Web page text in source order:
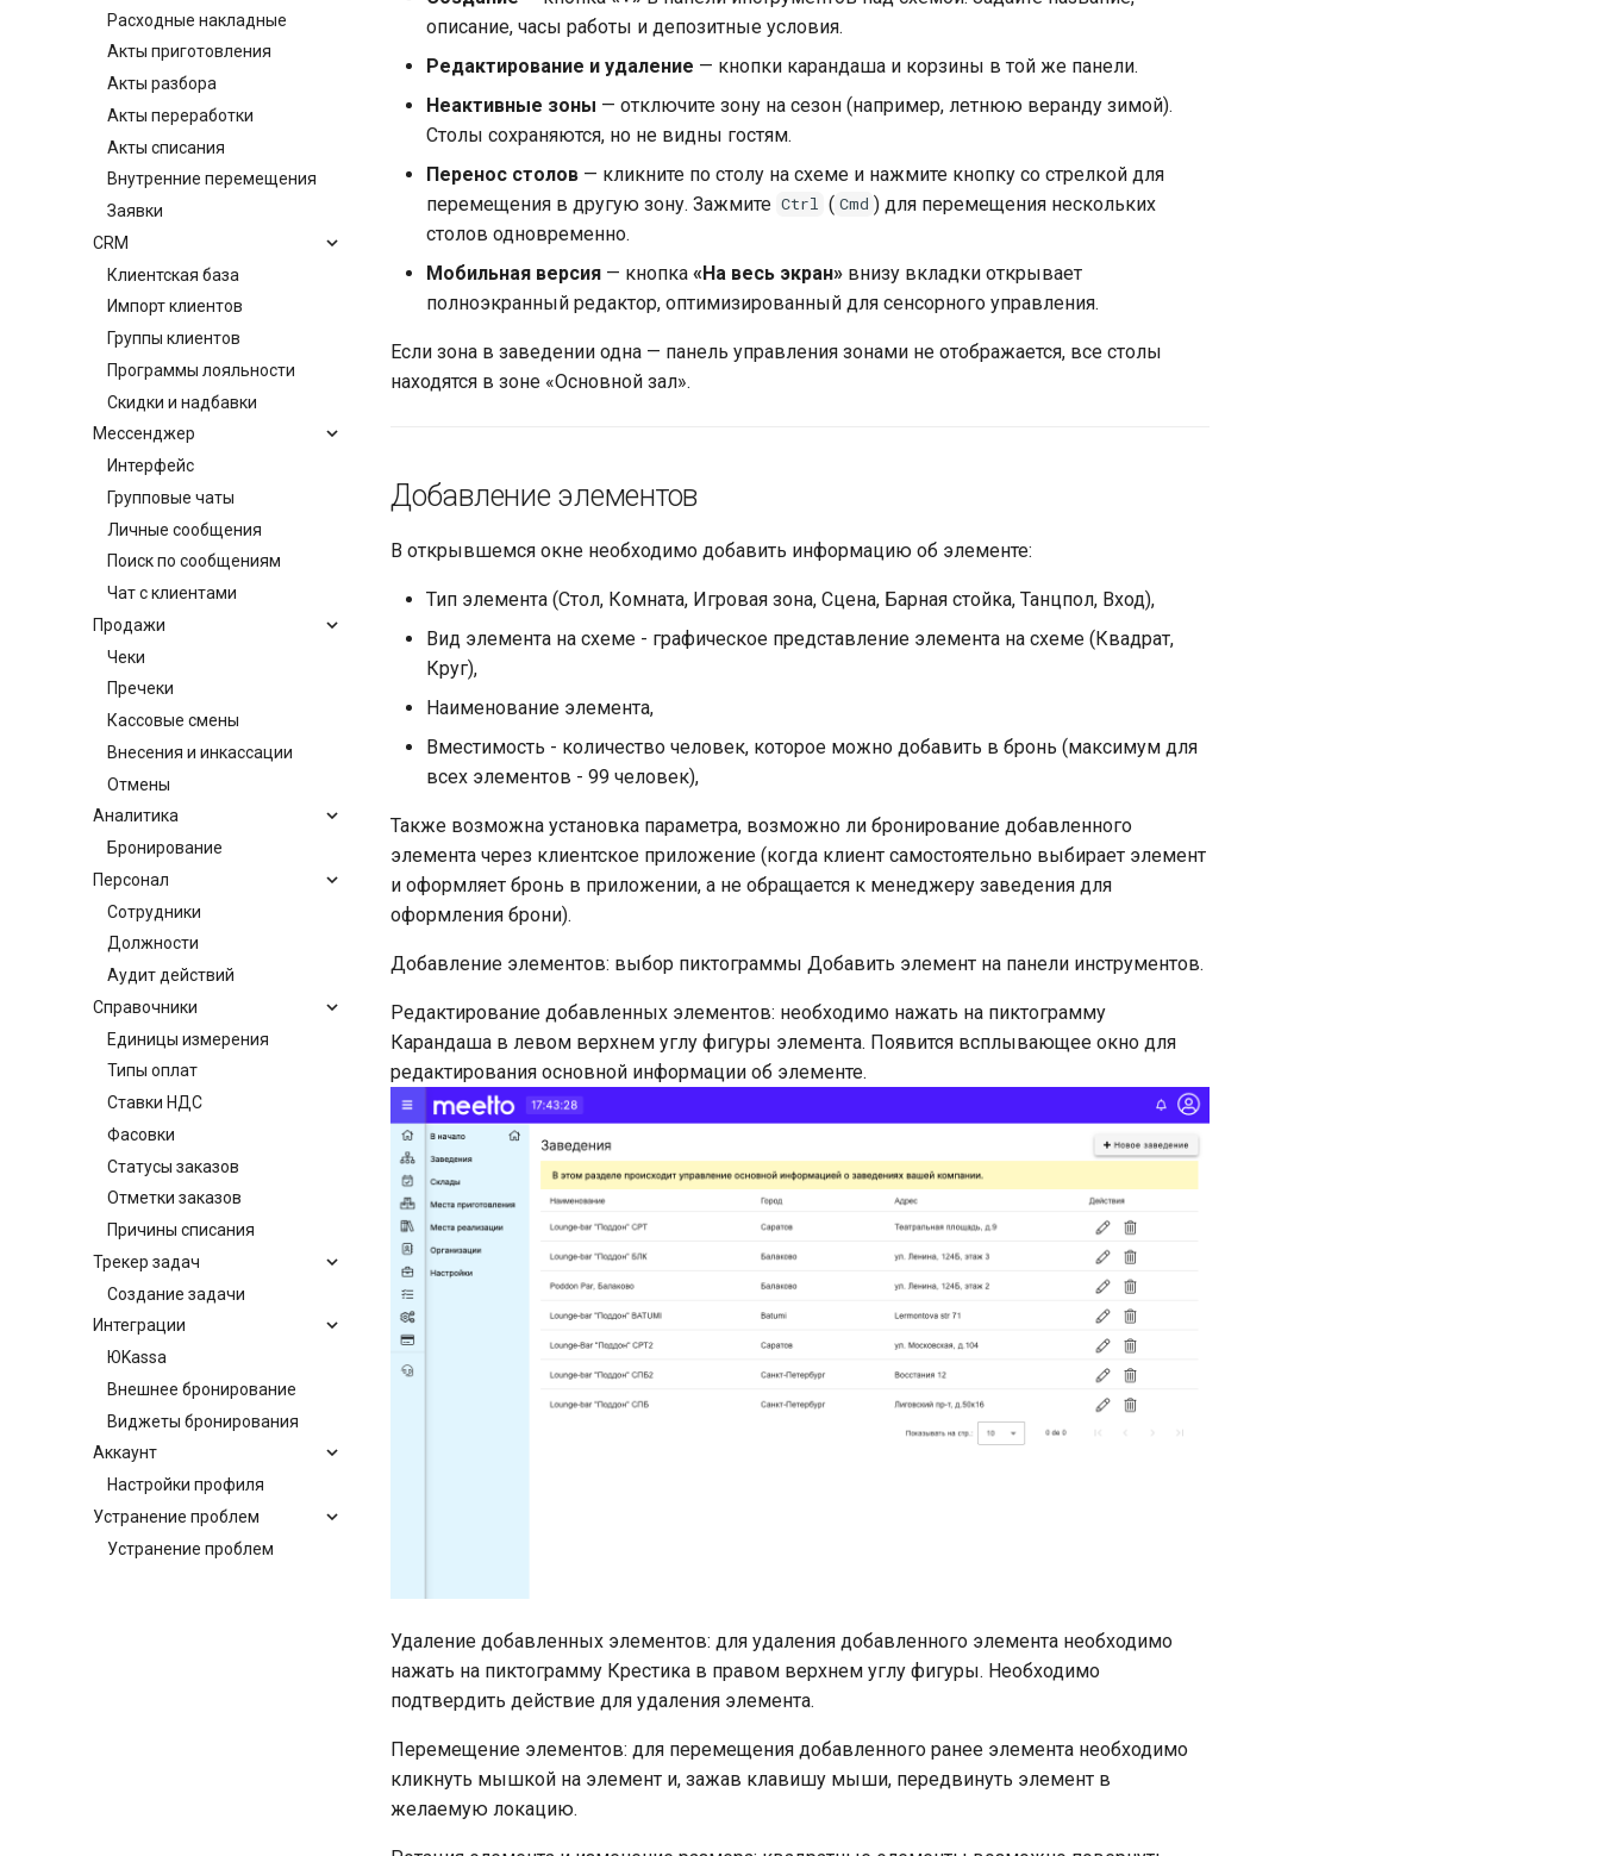
Расходные накладные
Акты приготовления
Акты разбора
Акты переработки
Акты списания
Внутренние перемещения
Заявки
CRM
Клиентская база
Импорт клиентов
Группы клиентов
Программы лояльности
Скидки и надбавки
Мессенджер
Интерфейс
Групповые чаты
Личные сообщения
Поиск по сообщениям
Чат с клиентами
Продажи
Чеки
Пречеки
Кассовые смены
Внесения и инкассации
Отмены
Аналитика
Бронирование
Персонал
Сотрудники
Должности
Аудит действий
Справочники
Единицы измерения
Типы оплат
Ставки НДС
Фасовки
Статусы заказов
Отметки заказов
Причины списания
Трекер задач
Создание задачи
Интеграции
ЮKassa
Внешнее бронирование
Виджеты бронирования
Аккаунт
Настройки профиля
Устранение проблем
Устранение проблем
описание, часы работы и депозитные условия.
Редактирование и удаление — кнопки карандаша и корзины в той же панели.
Неактивные зоны — отключите зону на сезон (например, летнюю веранду зимой).
Столы сохраняются, но не видны гостям.
Перенос столов — кликните по столу на схеме и нажмите кнопку со стрелкой для
перемещения в другую зону. Зажмите Ctrl ( Cmd ) для перемещения нескольких
столов одновременно.
Мобильная версия — кнопка «На весь экран» внизу вкладки открывает
полноэкранный редактор, оптимизированный для сенсорного управления.
Если зона в заведении одна — панель управления зонами не отображается, все столы
находятся в зоне «Основной зал».
Добавление элементов
​ В открывшемся окне необходимо добавить информацию об элементе:
Тип элемента (Стол, Комната, Игровая зона, Сцена, Барная стойка, Танцпол, Вход),
Вид элемента на схеме - графическое представление элемента на схеме (Квадрат,
Круг),
Наименование элемента,
Вместимость - количество человек, которое можно добавить в бронь (максимум для
всех элементов - 99 человек),
Также возможна установка параметра, возможно ли бронирование добавленного
элемента через клиентское приложение (когда клиент самостоятельно выбирает элемент
и оформляет бронь в приложении, а не обращается к менеджеру заведения для
оформления брони).
Добавление элементов: выбор пиктограммы Добавить элемент на панели инструментов.
Редактирование добавленных элементов: необходимо нажать на пиктограмму
Карандаша в левом верхнем углу фигуры элемента. Появится всплывающее окно для
редактирования основной информации об элементе.
Удаление добавленных элементов: для удаления добавленного элемента необходимо
нажать на пиктограмму Крестика в правом верхнем углу фигуры. Необходимо
подтвердить действие для удаления элемента.
Перемещение элементов: для перемещения добавленного ранее элемента необходимо
кликнуть мышкой на элемент и, зажав клавишу мыши, передвинуть элемент в
желаемую локацию.